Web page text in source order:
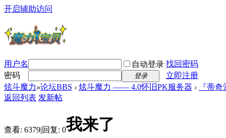
开启辅助访问
用户名 自动登录 找回密码
密码
登录
立即注册
炫斗魔力»论坛BBS › 炫斗魔力 —— 4.0怀旧PK服务器 ›
『蒂
返回列表 发新帖
查看: 6379|回复: 0我来了